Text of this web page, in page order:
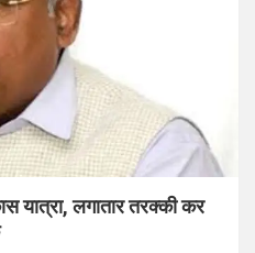
यात्रा, लगातार तरक्की कर